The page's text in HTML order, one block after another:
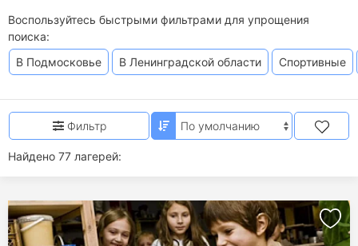
Воспользуйтесь быстрыми фильтрами для упрощения
поиска:
В Подмосковье
В Ленинградской области Спортивные
Найдено 77 лагерей:
Фильтр